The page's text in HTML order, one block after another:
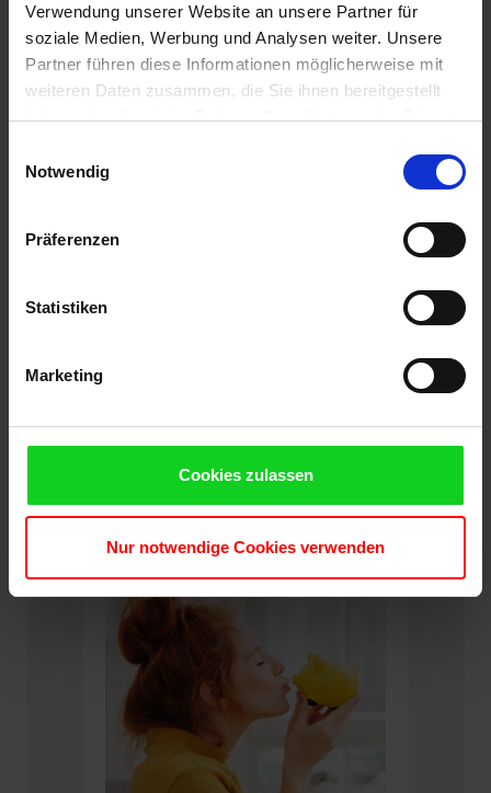
Verwendung unserer Website an unsere Partner für
soziale Medien, Werbung und Analysen weiter. Unsere
Partner führen diese Informationen möglicherweise mit
weiteren Daten zusammen, die Sie ihnen bereitgestellt
haben oder die sie im Rahmen Ihrer Nutzung der Dienste
Cookies, wenn Sie unsere Webseite weiterhin nutzen.
Notwendig
Präferenzen
Statistiken
Marketing
Cookies zulassen
Nur notwendige Cookies verwenden
Microsoft Windows Server
CAL 2016